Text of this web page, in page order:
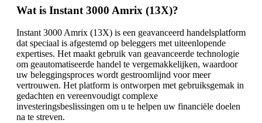
Wat is Instant 3000 Amrix (13X)?
Instant 3000 Amrix (13X) is een geavanceerd handelsplatform
dat speciaal is afgestemd op beleggers met uiteenlopende
expertises. Het maakt gebruik van geavanceerde technologie
om geautomatiseerde handel te vergemakkelijken, waardoor
uw beleggingsproces wordt gestroomlijnd voor meer
vertrouwen. Het platform is ontworpen met gebruiksgemak in
gedachten en vereenvoudigt complexe
investeringsbeslissingen om u te helpen uw financiële doelen
na te streven.